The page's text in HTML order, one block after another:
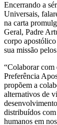
Encerrando a
Universais,
na carta
Geral, Padre
corpo
sua missão
“Colaborar com
Preferência
propõem a
alternativos de
distribuídos com
humanos em